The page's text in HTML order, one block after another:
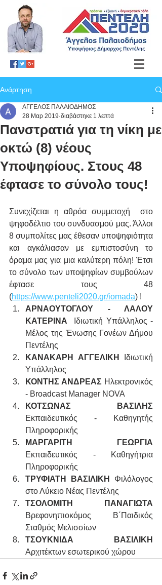
Ανάρτηση
Πανστρατιά για τη νίκη με
οκτώ (8) νέους
Υποψηφίους. Στους 48
έφτασε το σύνολο τους!
ΑΓΓΕΛΟΣ ΠΑΛΑΙΟΔΗΜΟΣ
28 Μαρ 2019 διαβάστηκε 1 λεπτά
Συνεχίζεται η αθρόα συμμετοχή  στο
ψηφοδέλτιο του συνδυασμού μας. Άλλοι
8 συμπολίτες μας έθεσαν υποψηφιότητα
και αγκάλιασαν με εμπιστοσύνη το
όραμα μας για μια καλύτερη πόλη! Έτσι
το σύνολο των υποψηφίων συμβούλων
έφτασε τους 48
(https://www.penteli2020.gr/iomada) !
ΑΡΝΑΟΥΤΟΓΛΟΥ - ΛΑΛΟΥ
ΚΑΤΕΡΙΝΑ
Ιδιωτική Υπάλληλος -
Μέλος της Ένωσης Γονέων Δήμου
Πεντέλης
ΚΑΝΑΚΑΡΗ​​ ΑΓΓΕΛΙΚΗ​
Ιδιωτική
Υπάλληλος​
ΚΟΝΤΗΣ​​ ΑΝΔΡΕΑΣ ​ Ηλεκτρονικός
- Broadcast Manager NOVA​
ΚΟΤΣΩΝΑΣ​​ ΒΑΣΙΛΗΣ​
Εκπαιδευτικός - Καθηγητής
Πληροφορικής
ΜΑΡΓΑΡΙΤΗ​​ ΓΕΩΡΓΙΑ
Εκπαιδευτικός - Καθηγήτρια
Πληροφορικής​
ΤΡΥΦΙΑΤΗ​​ ΒΑΣΙΛΙΚΗ​
Φιλόλογος
στο Λύκειο Νέας Πεντέλης
ΤΣΟΛΟΜΙΤΗ ΠΑΝΑΓΙΩΤΑ
Βρεφονηπιοκόμος Β΄Παιδικός
Σταθμός Μελισσίων
Αρχιτέκτων εσωτερικού χώρου